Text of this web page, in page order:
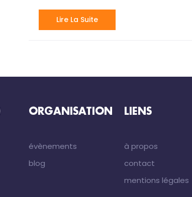
Lire La Suite
ORGANISATION
évènements
blog
LIENS
à propos
contact
mentions légales